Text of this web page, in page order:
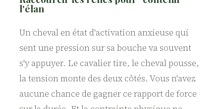
l'élan
Un cheval en état d'activation anxieuse qui
sent une pression sur sa bouche va souvent
s'y appuyer. Le cavalier tire, le cheval pousse,
la tension monte des deux côtés. Vous n'avez
aucune chance de gagner ce rapport de force